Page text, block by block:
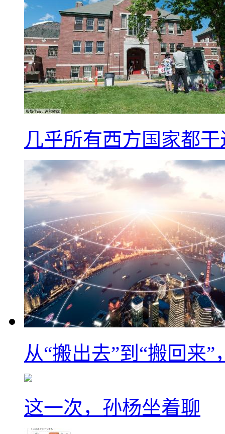
几乎所有西方国家都
从“搬出去”到“搬回来
这一次，孙杨坐着聊